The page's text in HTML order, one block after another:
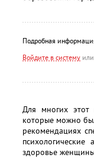
Подробная
Войдите в систему или
Для многих этот
которые можно
рекомендациях
здоровье